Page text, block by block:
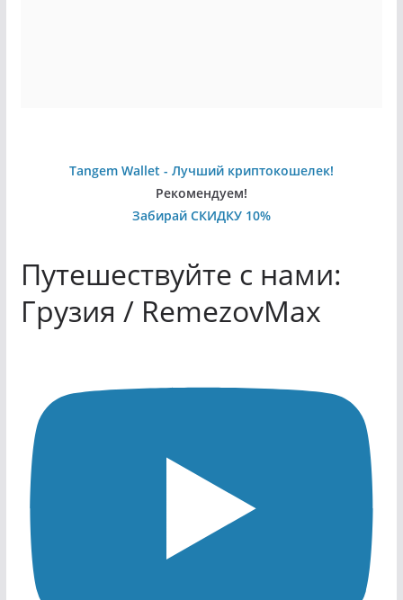
Tangem Wallet - Лучший криптокошелек!
Рекомендуем!
Забирай СКИДКУ 10%
Путешествуйте с нами:
Грузия / RemezovMax